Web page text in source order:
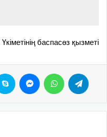
баспасөз қызметі